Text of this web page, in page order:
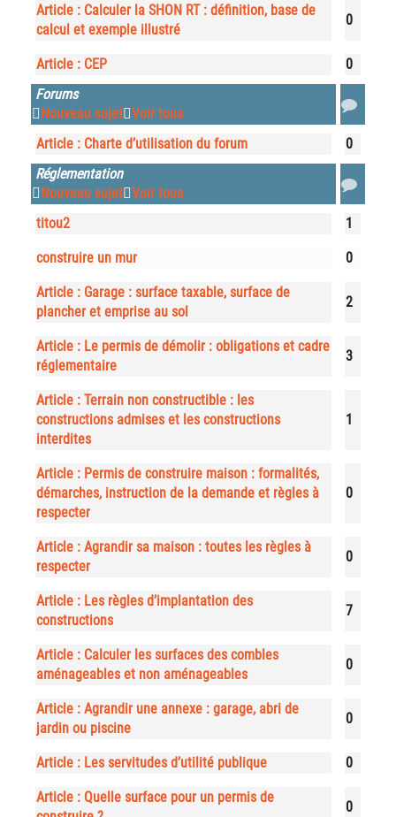
Article : Calculer la SHON RT : définition, base de
calcul et exemple illustré
0
Article : CEP
0
Forums
Nouveau sujet Voir tous
Article : Charte d’utilisation du forum
0
Réglementation
Nouveau sujet Voir tous
titou2
1
construire un mur 0
Article : Garage : surface taxable, surface de
plancher et emprise au sol
2
Article : Le permis de démolir : obligations et cadre
réglementaire
3
Article : Terrain non constructible : les
constructions admises et les constructions
interdites
1
Article : Permis de construire maison : formalités,
démarches, instruction de la demande et règles à
respecter
0
Article : Agrandir sa maison : toutes les règles à
respecter
0
Article : Les règles d’implantation des
constructions
7
Article : Calculer les surfaces des combles
aménageables et non aménageables
0
Article : Agrandir une annexe : garage, abri de
jardin ou piscine
0
Article : Les servitudes d’utilité publique 0
Article : Quelle surface pour un permis de
0